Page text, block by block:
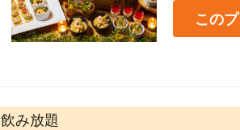
この
飲み放題